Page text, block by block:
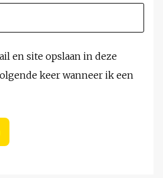
en site opslaan in deze
keer wanneer ik een